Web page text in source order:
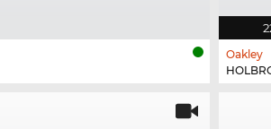
Oakley